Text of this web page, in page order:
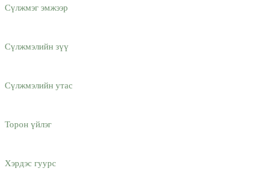
Сүлжмэг эмжээр
Сүлжмэлийн зүү
Сүлжмэлийн утас
Торон үйлэг
Хэрдэс гуурс